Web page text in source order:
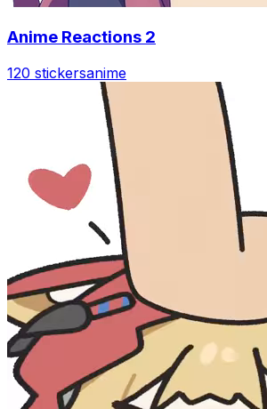
Anime Reactions 2
120 stickersanime